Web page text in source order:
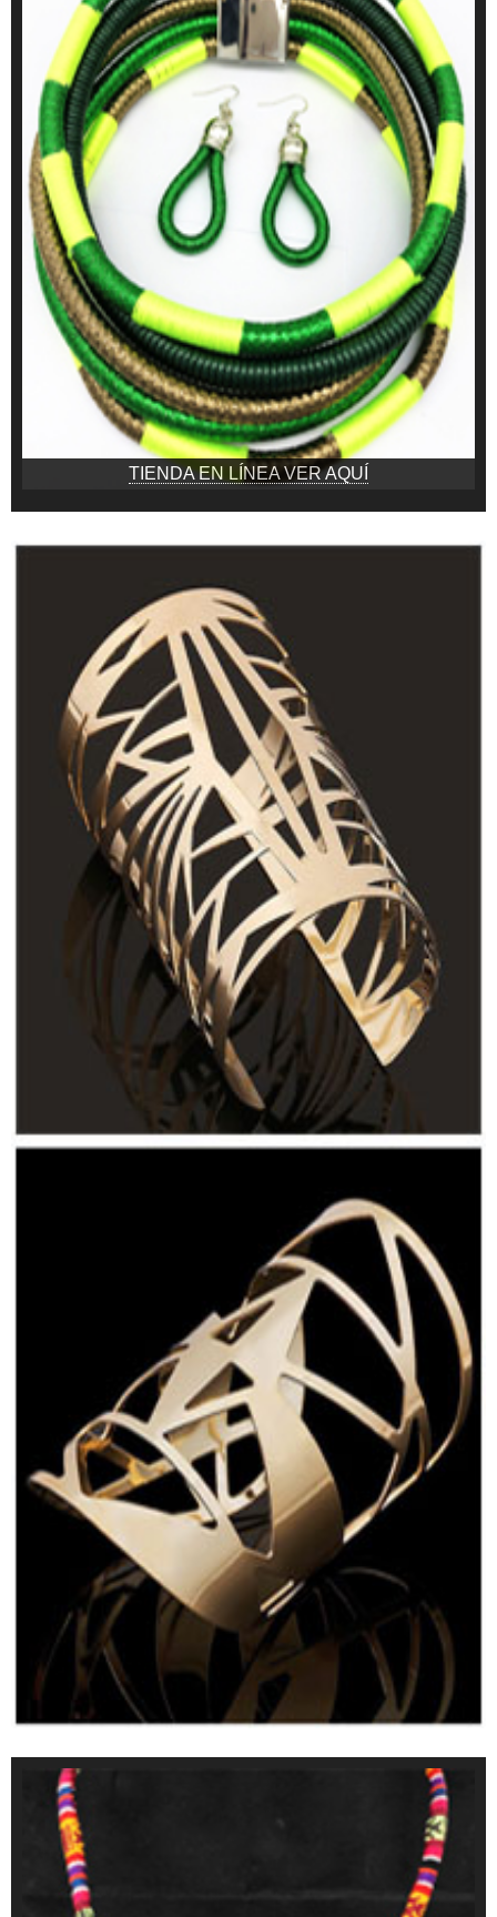
TIENDA EN LÍNEA VER AQUÍ